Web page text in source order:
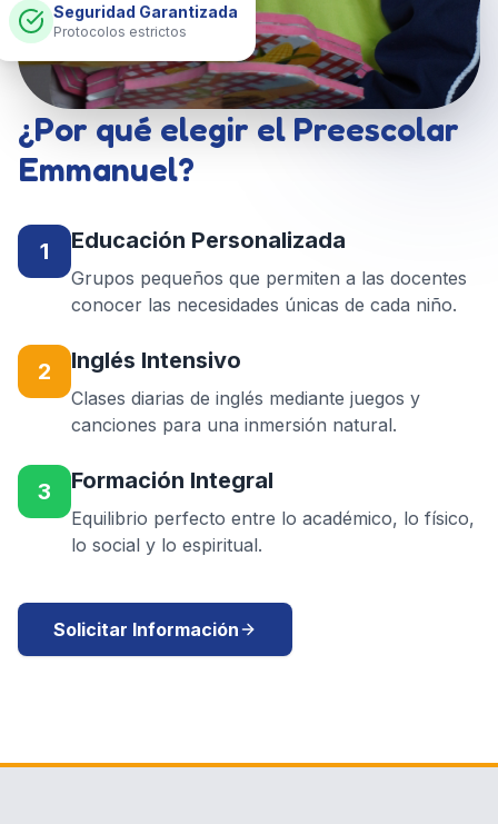
Seguridad Garantizada
Protocolos estrictos
¿Por qué elegir el Preescolar
Emmanuel?
1 Educación Personalizada
Grupos pequeños que permiten a las docentes
conocer las necesidades únicas de cada niño.
2 Inglés Intensivo
Clases diarias de inglés mediante juegos y
canciones para una inmersión natural.
3 Formación Integral
Equilibrio perfecto entre lo académico, lo físico,
lo social y lo espiritual.
Solicitar Información